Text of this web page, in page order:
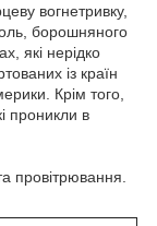
вогнетривку,
борошняного
які нерідко
із країн
Крім того,
проникли в
провітрювання.